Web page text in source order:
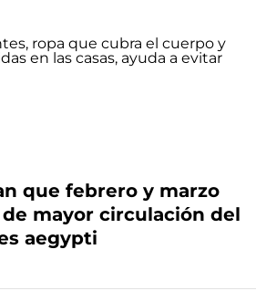
que febrero y marzo
mayor circulación del
aegypti